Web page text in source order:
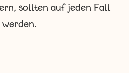
sollten auf jeden Fall